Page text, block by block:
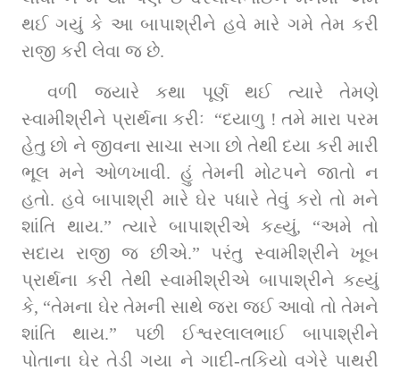
થઈ ગયું કે આ બાપાશ્રીને હવે મારે ગમે તેમ કરી
રાજી કરી લેવા જ છે.
વળી જ્યારે કથા પૂર્ણ થઈ ત્યારે તેમણે
સ્વામીશ્રીને પ્રાર્થના કરીઃ  “દયાળુ ! તમે મારા પરમ
હેતુ છો ને જીવના સાચા સગા છો તેથી દયા કરી મારી
ભૂલ મને ઓળખાવી. હું તેમની મોટપને જાતો ન
હતો. હવે બાપાશ્રી મારે ઘેર પધારે તેવું કરો તો મને
શાંતિ થાય.” ત્યારે બાપાશ્રીએ કહ્યું, “અમે તો
સદાય રાજી જ છીએ.” પરંતુ સ્વામીશ્રીને ખૂબ
પ્રાર્થના કરી તેથી સ્વામીશ્રીએ બાપાશ્રીને કહ્યું
કે, “તેમના ઘેર તેમની સાથે જરા જઈ આવો તો તેમને
શાંતિ થાય.” પછી ઈશ્વરલાલભાઈ બાપાશ્રીને
પોતાના ઘેર તેડી ગયા ને ગાદી-તકિયો વગેરે પાથરી